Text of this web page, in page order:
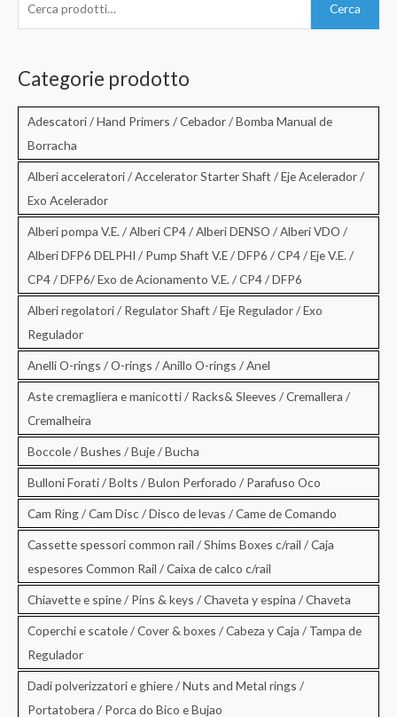
c
Cerca
Categorie prodotto
Adescatori / Hand Primers / Cebador / Bomba Manual de
Borracha
Alberi acceleratori / Accelerator Starter Shaft / Eje Acelerador /
Exo Acelerador
Alberi pompa V.E. / Alberi CP4 / Alberi DENSO / Alberi VDO /
Alberi DFP6 DELPHI / Pump Shaft V.E / DFP6 / CP4 / Eje V.E. /
CP4 / DFP6/ Exo de Acionamento V.E. / CP4 / DFP6
Alberi regolatori / Regulator Shaft / Eje Regulador / Exo
Regulador
Anelli O-rings / O-rings / Anillo O-rings / Anel
Aste cremagliera e manicotti / Racks& Sleeves / Cremallera /
Cremalheira
Boccole / Bushes / Buje / Bucha
Bulloni Forati / Bolts / Bulon Perforado / Parafuso Oco
Cam Ring / Cam Disc / Disco de levas / Came de Comando
Cassette spessori common rail / Shims Boxes c/rail / Caja
espesores Common Rail / Caixa de calco c/rail
Chiavette e spine / Pins & keys / Chaveta y espina / Chaveta
Coperchi e scatole / Cover & boxes / Cabeza y Caja / Tampa de
Regulador
Dadi polverizzatori e ghiere / Nuts and Metal rings /
Portatobera / Porca do Bico e Bujao